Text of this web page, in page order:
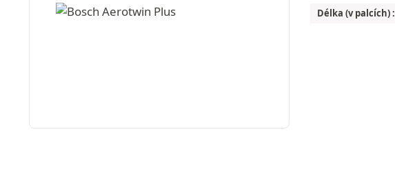
Délka (v palcích) :